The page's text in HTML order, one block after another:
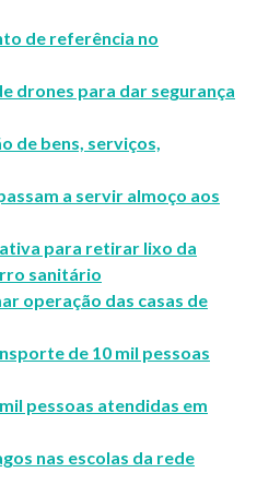
de referência no
drones para dar segurança
de bens, serviços,
a servir almoço aos
para retirar lixo da
sanitário
operação das casas de
de 10 mil pessoas
pessoas atendidas em
nas escolas da rede